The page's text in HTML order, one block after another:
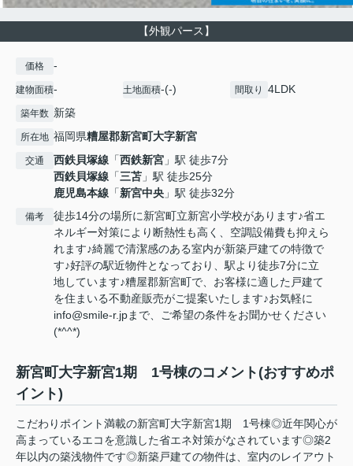
【外観パース】
価格 -
建物面積- 土地面積-(-) 間取り 4LDK
築年数 新築
所在地 福岡県糟屋郡新宮町大字新宮
交通 西鉄貝塚線 「西鉄新宮 」駅 徒歩7分
西鉄貝塚線 「三苫 」駅 徒歩25分
鹿児島本線 「新宮中央 」駅 徒歩32分
備考
徒歩14分の場所に新宮町立新宮小学校があります♪省エ
ネルギー対策により断熱性も高く、空調設備費も抑えら
れます♪綺麗で清潔感のある室内が新築戸建ての特徴で
す♪好評の駅近物件となっており、駅より徒歩7分に立
地しています♪糟屋郡新宮町で、お客様に適した戸建て
を住まいる不動産販売がご提案いたします♪お気軽に
info@smile-r.jpまで、ご希望の条件をお聞かせください
(*^^*)
新宮町大字新宮1期 1号棟のコメント(おすすめポ
イント)
こだわりポイント満載の新宮町大字新宮1期 1号棟◎近年関心が
高まっているエコを意識した省エネ対策がなされています◎築2
年以内の築浅物件です◎新築戸建ての物件は、室内のレイアウト